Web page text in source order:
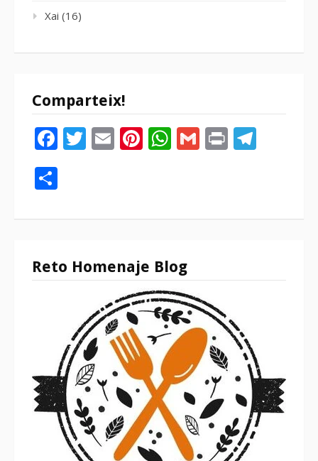
Xai (16)
Comparteix!
Facebook
Twitter
EmailPinterest
WhatsApp
Gmail
Print
Reto Homenaje Blog